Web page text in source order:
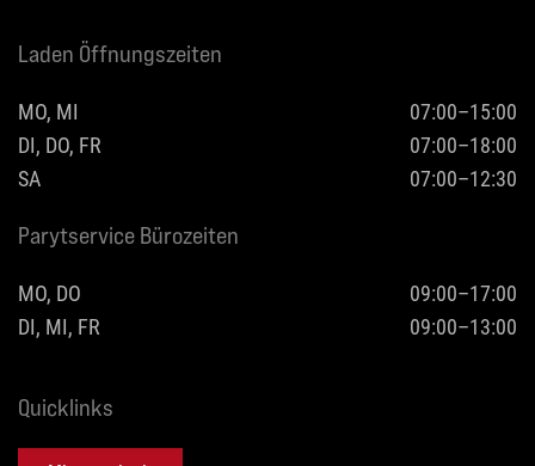
Laden Öffnungszeiten
MO, MI
07:00–15:00
DI, DO, FR
07:00–18:00
SA
07:00–12:30
Parytservice Bürozeiten
MO, DO
09:00–17:00
DI, MI, FR
09:00–13:00
Quicklinks